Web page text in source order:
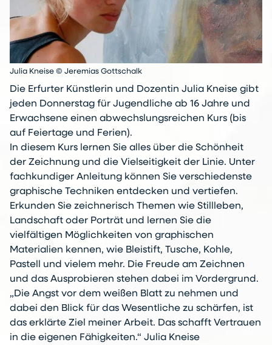
Julia Kneise © Jeremias Gottschalk
Die Erfurter Künstlerin und Dozentin Julia Kneise gibt
jeden Donnerstag für Jugendliche ab 16 Jahre und
Erwachsene einen abwechslungsreichen Kurs (bis
auf Feiertage und Ferien).
In diesem Kurs lernen Sie alles über die Schönheit
der Zeichnung und die Vielseitigkeit der Linie. Unter
fachkundiger Anleitung können Sie verschiedenste
graphische Techniken entdecken und vertiefen.
Erkunden Sie zeichnerisch Themen wie Stillleben,
Landschaft oder Porträt und lernen Sie die
vielfältigen Möglichkeiten von graphischen
Materialien kennen, wie Bleistift, Tusche, Kohle,
Pastell und vielem mehr. Die Freude am Zeichnen
und das Ausprobieren stehen dabei im Vordergrund.
„Die Angst vor dem weißen Blatt zu nehmen und
dabei den Blick für das Wesentliche zu schärfen, ist
das erklärte Ziel meiner Arbeit. Das schafft Vertrauen
in die eigenen Fähigkeiten.“ Julia Kneise